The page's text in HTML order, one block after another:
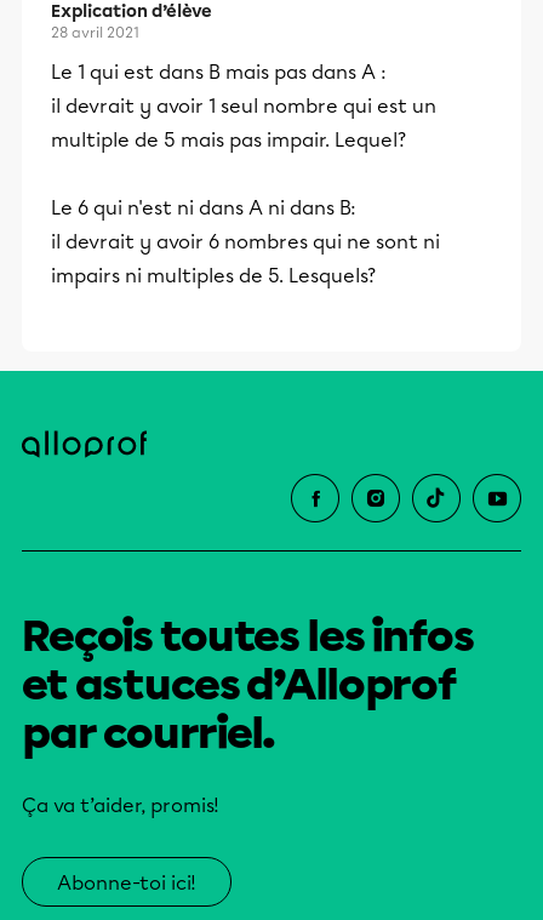
Explication d’élève
28 avril 2021
Le 1 qui est dans B mais pas dans A :
il devrait y avoir 1 seul nombre qui est un
multiple de 5 mais pas impair. Lequel?
Le 6 qui n'est ni dans A ni dans B:
il devrait y avoir 6 nombres qui ne sont ni
impairs ni multiples de 5. Lesquels?
Reçois toutes les infos
et astuces d’Alloprof
par courriel.
Ça va t’aider, promis!
Abonne-toi ici!